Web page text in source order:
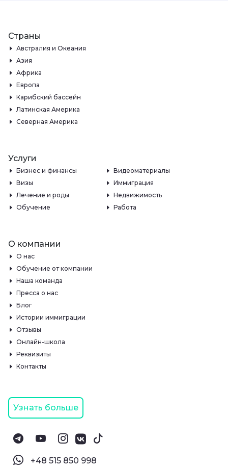
Страны
Австралия и Океания
Азия
Африка
Европа
Карибский бассейн
Латинская Америка
Северная Америка
Услуги
Бизнес и финансы
Видеоматериалы
Визы
Иммиграция
Лечение и роды
Недвижимость
Обучение
Работа
О компании
О нас
Обучение от компании
Наша команда
Пресса о нас
Блог
Истории иммиграции
Отзывы
Онлайн-школа
Реквизиты
Контакты
Узнать больше
‪+48 515 850 998‬